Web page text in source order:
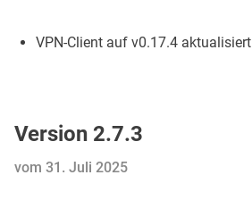
VPN-Client auf v0.17.4 aktualisiert
Version 2.7.3
vom 31. Juli 2025